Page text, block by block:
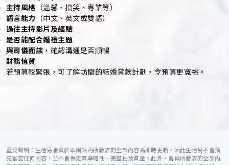
主持風格 （溫馨、搞笑、專業等）
語言能力 （中文、英文或雙語）
過往主持影片及經驗
是否能配合婚禮主題
與司儀面談 ，確認溝通是否順暢
財務信貸
若預算較緊張，可了解坊間的結婚貸款計劃，令預算更寬裕。
重要聲明：生活易會員於本網站內所發表的全部內容為即時更新，因此生活易不會預
先審查任何內容，並不會保證其準確性、完整性及質量。此外，會員所發表的全部內